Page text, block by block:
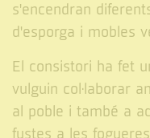
s'encendran
d'esporga i mobles
El consistori ha fet
vulguin col·laborar
al poble i també a